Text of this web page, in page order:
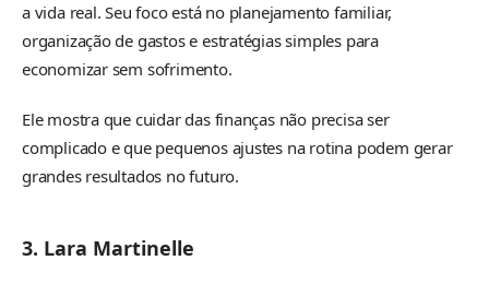
a vida real. Seu foco está no planejamento familiar,
organização de gastos e estratégias simples para
economizar sem sofrimento.
Ele mostra que cuidar das finanças não precisa ser
complicado e que pequenos ajustes na rotina podem gerar
grandes resultados no futuro.
3. Lara Martinelle